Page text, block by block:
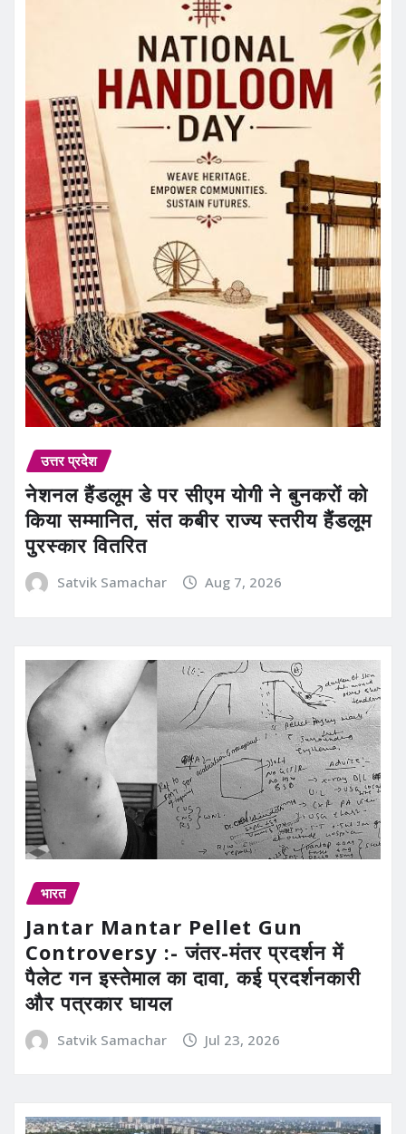
उत्तर प्रदेश
नेशनल हैंडलूम डे पर सीएम योगी ने बुनकरों को
किया सम्मानित, संत कबीर राज्य स्तरीय हैंडलूम
पुरस्कार वितरित
Satvik Samachar Aug 7, 2026
भारत
Jantar Mantar Pellet Gun
Controversy :- जंतर-मंतर प्रदर्शन में
पैलेट गन इस्तेमाल का दावा, कई प्रदर्शनकारी
और पत्रकार घायल
Satvik Samachar Jul 23, 2026